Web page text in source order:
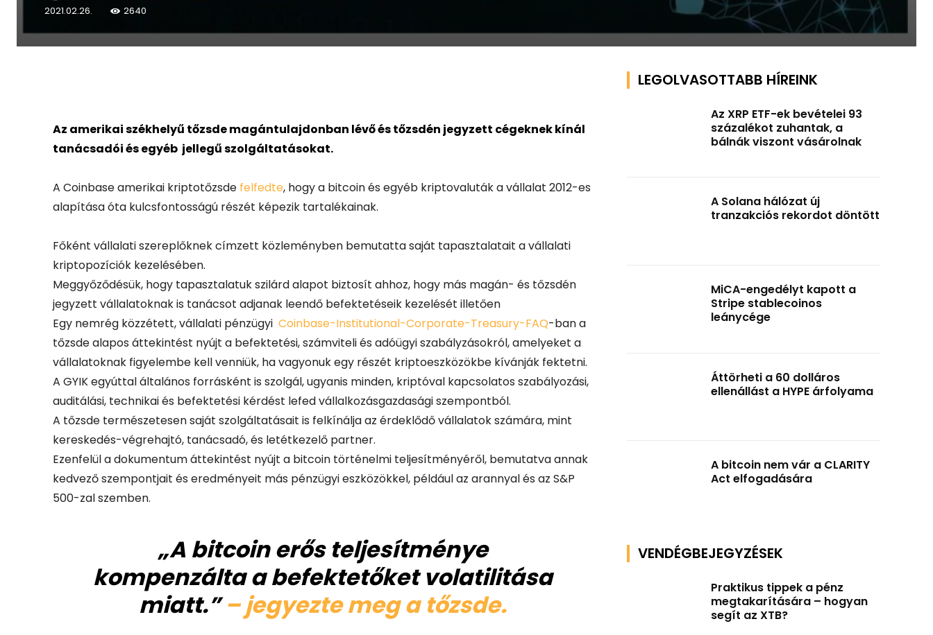
2021.02.26. 2640
Az amerikai székhelyű tőzsde magántulajdonban lévő és tőzsdén jegyzett cégeknek kínál
tanácsadói és egyéb jellegű szolgáltatásokat.
A Coinbase amerikai kriptotőzsde felfedte, hogy a bitcoin és egyéb kriptovaluták a vállalat 2012-es
alapítása óta kulcsfontosságú részét képezik tartalékainak.
Főként vállalati szereplőknek címzett közleményben bemutatta saját tapasztalatait a vállalati
kriptopozíciók kezelésében.
Meggyőződésük, hogy tapasztalatuk szilárd alapot biztosít ahhoz, hogy más magán- és tőzsdén
jegyzett vállalatoknak is tanácsot adjanak leendő befektetéseik kezelését illetően
Egy nemrég közzétett, vállalati pénzügyi Coinbase-Institutional-Corporate-Treasury-FAQ-ban a
tőzsde alapos áttekintést nyújt a befektetési, számviteli és adóügyi szabályzásokról, amelyeket a
vállalatoknak figyelembe kell venniük, ha vagyonuk egy részét kriptoeszközökbe kívánják fektetni.
A GYIK egyúttal általános forrásként is szolgál, ugyanis minden, kriptóval kapcsolatos szabályozási,
auditálási, technikai és befektetési kérdést lefed vállalkozásgazdasági szempontból.
A tőzsde természetesen saját szolgáltatásait is felkínálja az érdeklődő vállalatok számára, mint
kereskedés-végrehajtó, tanácsadó, és letétkezelő partner.
Ezenfelül a dokumentum áttekintést nyújt a bitcoin történelmi teljesítményéről, bemutatva annak
kedvező szempontjait és eredményeit más pénzügyi eszközökkel, például az arannyal és az S&P
500-zal szemben.
„A bitcoin erős teljesítménye
kompenzálta a befektetőket volatilitása
miatt.” – jegyezte meg a tőzsde.
LEGOLVASOTTABB HÍREINK
Az XRP ETF-ek bevételei 93
százalékot zuhantak, a
bálnák viszont vásárolnak
A Solana hálózat új
tranzakciós rekordot döntött
MiCA-engedélyt kapott a
Stripe stablecoinos
leánycége
Áttörheti a 60 dolláros
ellenállást a HYPE árfolyama
A bitcoin nem vár a CLARITY
Act elfogadására
VENDÉGBEJEGYZÉSEK
Praktikus tippek a pénz
megtakarítására – hogyan
segít az XTB?